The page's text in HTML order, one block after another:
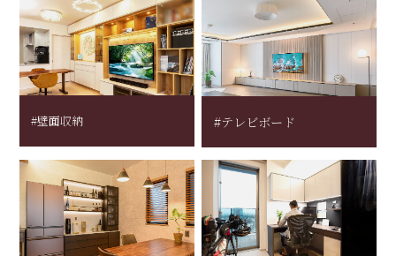
#壁面収納 #テレビボード